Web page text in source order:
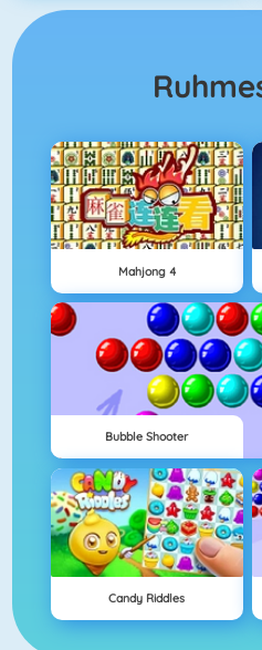
Mahjong 4
Bubble Shooter
Candy Riddles